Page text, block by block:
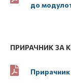
до
ПРИРАЧНИК ЗА